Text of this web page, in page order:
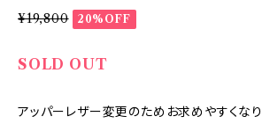
¥19,800 20%OFF
SOLD OUT
アッパーレザー変更のためお求めやすくなり